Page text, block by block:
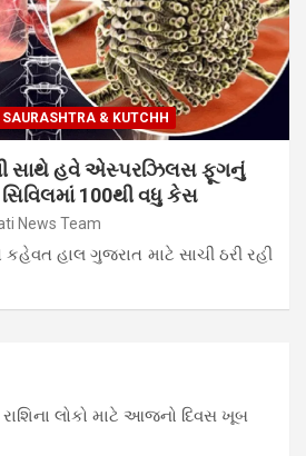
SAURASHTRA & KUTCHH
સાથે હવે એસ્પરઝિલસ ફૂગનું
100થી વધુ કેસ
News Team
હાલ ગુજરાત માટે સાચી ઠરી રહી
લોકો માટે આજનો દિવસ ખૂબ